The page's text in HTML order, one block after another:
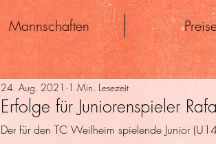
Mannschaften
Erfolge für Juniorenspieler
24. Aug. 2021 1 Min. Lesezeit
Der für den TC Weilheim spielende Junior